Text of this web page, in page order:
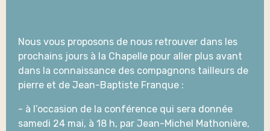
Nous vous proposons de nous retrouver dans les
prochains jours à la Chapelle pour aller plus avant
dans la connaissance des compagnons tailleurs de
pierre et de Jean-Baptiste Franque :
- à l’occasion de la conférence qui sera donnée
samedi 24 mai, à 18 h, par Jean-Michel Mathonière,